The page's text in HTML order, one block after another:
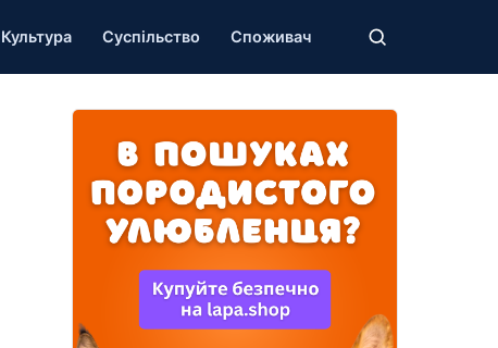
Культура Суспільство Споживач